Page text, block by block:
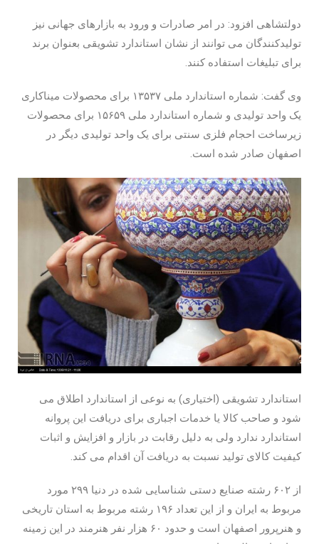
دولتشاهی افزود: در امر صادرات و ورود به بازارهای جهانی نیز
تولیدکنندگان می توانند از نشان استاندارد تشویقی بعنوان برند
برای تبلیغات استفاده کنند.
وی گفت: شماره استاندارد ملی ۱۳۵۳۷ برای محصولات میناکاری
یک واحد تولیدی و شماره استاندارد ملی ۱۵۶۵۹ برای محصولات
زیرساخت احجام فلزی سنتی برای یک واحد تولیدی دیگر در
اصفهان صادر شده است.
استاندارد تشویقی (اختیاری) به نوعی از استاندارد اطلاق می
شود و صاحب کالا یا خدمات اجباری برای دریافت این پروانه
استاندارد ندارد ولی به دلیل رقابت در بازار و افزایش و اثبات
کیفیت کالای تولید نسبت به دریافت آن اقدام می کند.
از ۶۰۲ رشته صنایع دستی شناسایی شده در دنیا ۲۹۹ مورد
مربوط به ایران و از این تعداد ۱۹۶ رشته مربوط به استان تاریخی
و هنرپرور اصفهان است و حدود ۶۰ هزار نفر هنرمند در این زمینه